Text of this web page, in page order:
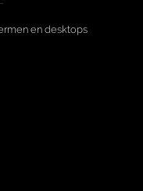
en desktops